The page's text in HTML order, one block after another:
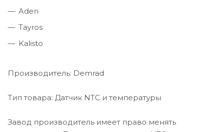
Aden
Tayros
Kalisto
Производитель: Demrad
Тип товара: Датчик NTC и температуры
Завод производитель имеет право менять